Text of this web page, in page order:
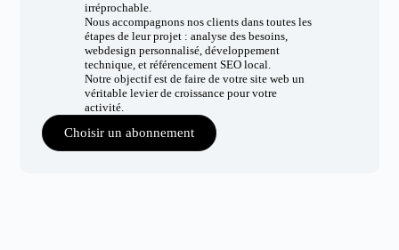
irréprochable.
Nous accompagnons nos clients dans toutes les
étapes de leur projet : analyse des besoins,
webdesign personnalisé, développement
technique, et référencement SEO local.
Notre objectif est de faire de votre site web un
véritable levier de croissance pour votre
activité.
Choisir un abonnement